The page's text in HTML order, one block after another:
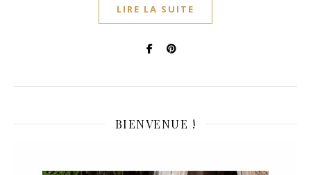
LIRE LA SUITE
BIENVENUE !